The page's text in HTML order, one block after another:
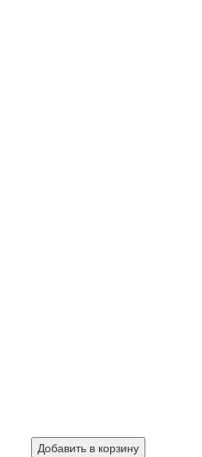
Добавить в корзину